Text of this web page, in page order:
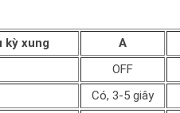
kỳ xung
A
OFF
Có, 3-5 giây